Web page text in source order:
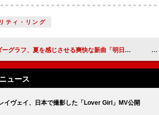
ティ・リング
ラフ、夏を感じさせる爽快な新曲「明日も晴レ！」MVプレミア公開
ュース
イヴェイ、日本で撮影した「Lover Girl」MV公開